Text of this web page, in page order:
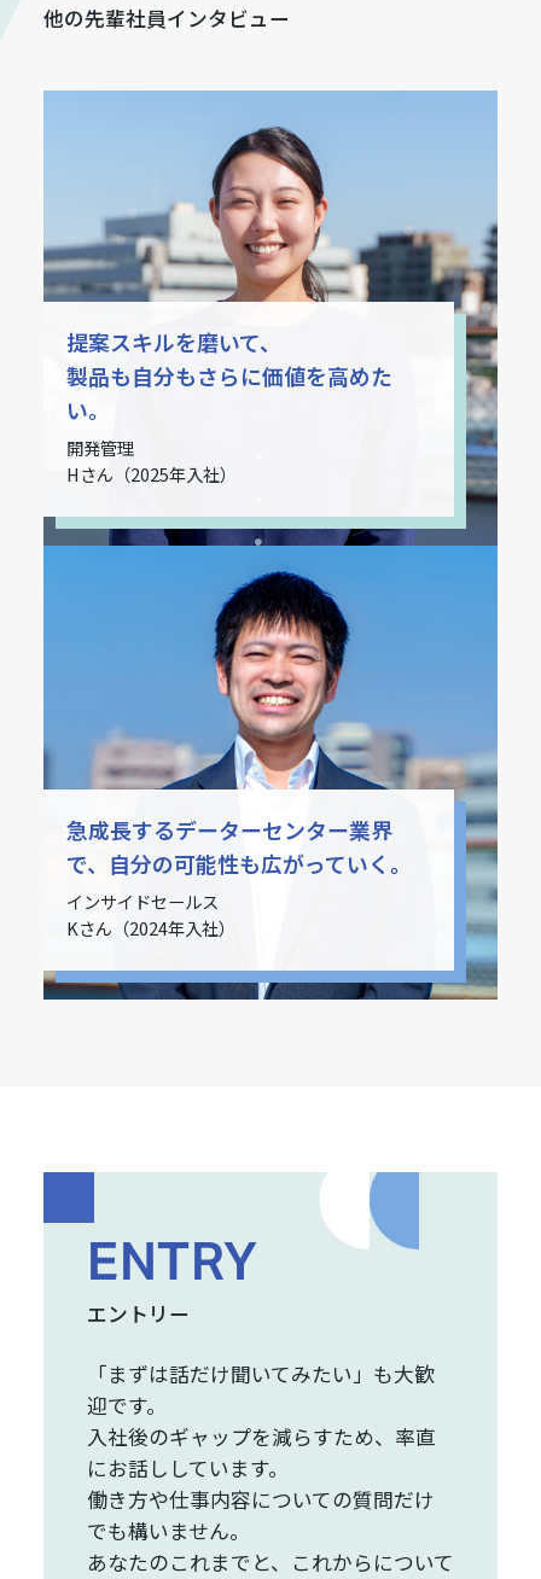
他の先輩社員インタビュー
提案スキルを磨いて、
製品も自分もさらに価値を高めた
い。
開発管理
Hさん（2025年入社）
急成長するデーターセンター業界
で、自分の可能性も広がっていく。
インサイドセールス
Kさん（2024年入社）
ENTRY
エントリー
「まずは話だけ聞いてみたい」も大歓
迎です。
入社後のギャップを減らすため、率直
にお話ししています。
働き方や仕事内容についての質問だけ
でも構いません。
あなたのこれまでと、これからについて